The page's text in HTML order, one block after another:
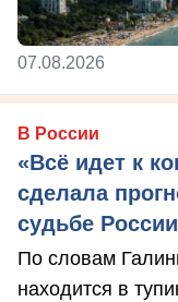
07.08.2026
В России
«Всё идет к
сделала
судьбе
По словам
находится в